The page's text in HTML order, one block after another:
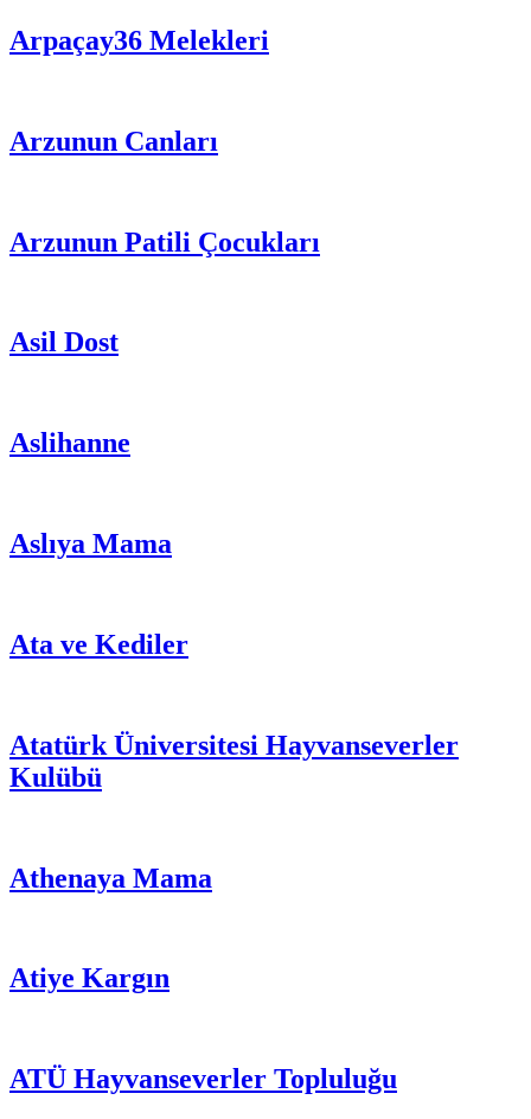
Arpaçay36 Melekleri
Arzunun Canları
Arzunun Patili Çocukları
Asil Dost
Aslihanne
Aslıya Mama
Ata ve Kediler
Atatürk Üniversitesi Hayvanseverler
Kulübü
Athenaya Mama
Atiye Kargın
ATÜ Hayvanseverler Topluluğu